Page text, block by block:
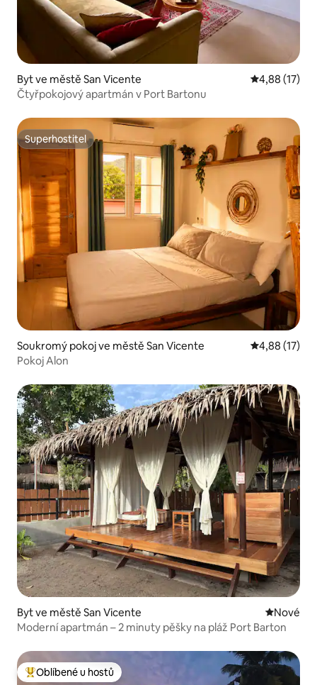
Byt ve městě San Vicente Průměrné
4,88 (17)
Čtyřpokojový apartmán v Port Bartonu
Superhostitel
Superhostitel
Soukromý pokoj ve městě San Vicente Průměrné
4,88 (17)
Pokoj Alon
Byt ve městě San Vicente Nové
Nové
Moderní apartmán – 2 minuty pěšky na pláž Port Barton
Nejlepší v kategorii Oblíbené u hostů
Oblíbené u hostů